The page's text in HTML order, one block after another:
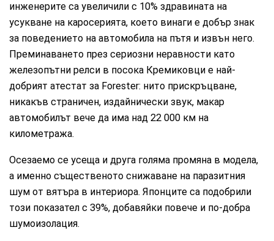
инженерите са увеличили с 10% здравината на
усукване на каросерията, което винаги е добър знак
за поведението на автомобила на пътя и извън него.
Преминаването през сериозни неравности като
железопътни релси в посока Кремиковци е най-
добрият атестат за Forester: нито прискръцване,
никакъв страничен, издайнически звук, макар
автомобилът вече да има над 22 000 км на
километража.
Осезаемо се усеща и друга голяма промяна в модела,
а именно същественото снижаване на паразитния
шум от вятъра в интериора. Японците са подобрили
този показател с 39%, добавяйки повече и по-добра
шумоизолация.